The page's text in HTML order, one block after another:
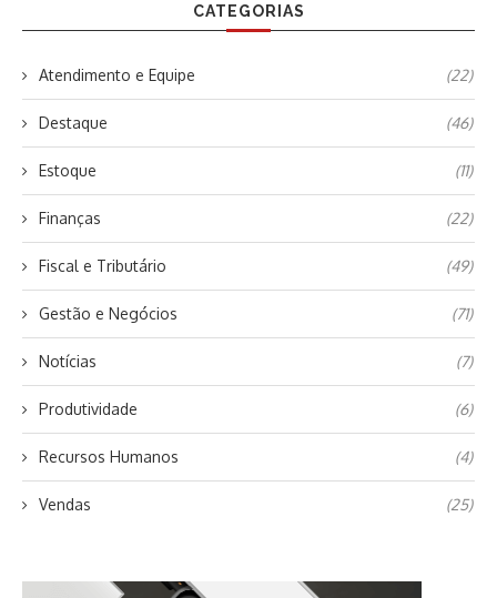
CATEGORIAS
Atendimento e Equipe (22)
Destaque (46)
Estoque (11)
Finanças (22)
Fiscal e Tributário (49)
Gestão e Negócios (71)
Notícias (7)
Produtividade (6)
Recursos Humanos (4)
Vendas (25)